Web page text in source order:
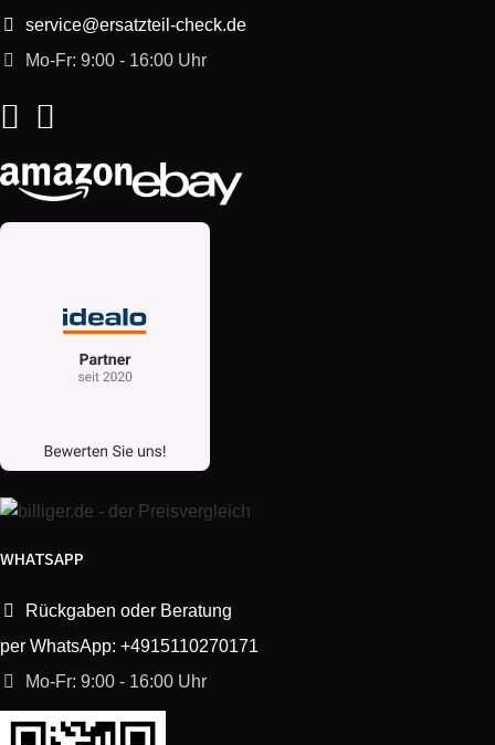
service@ersatzteil-check.de
Mo-Fr: 9:00 - 16:00 Uhr
WHATSAPP
Rückgaben oder Beratung
per WhatsApp: +4915110270171
Mo-Fr: 9:00 - 16:00 Uhr